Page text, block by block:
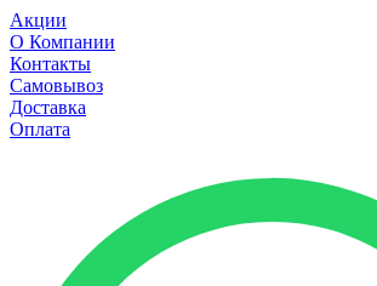
Акции
О Компании
Контакты
Самовывоз
Доставка
Оплата